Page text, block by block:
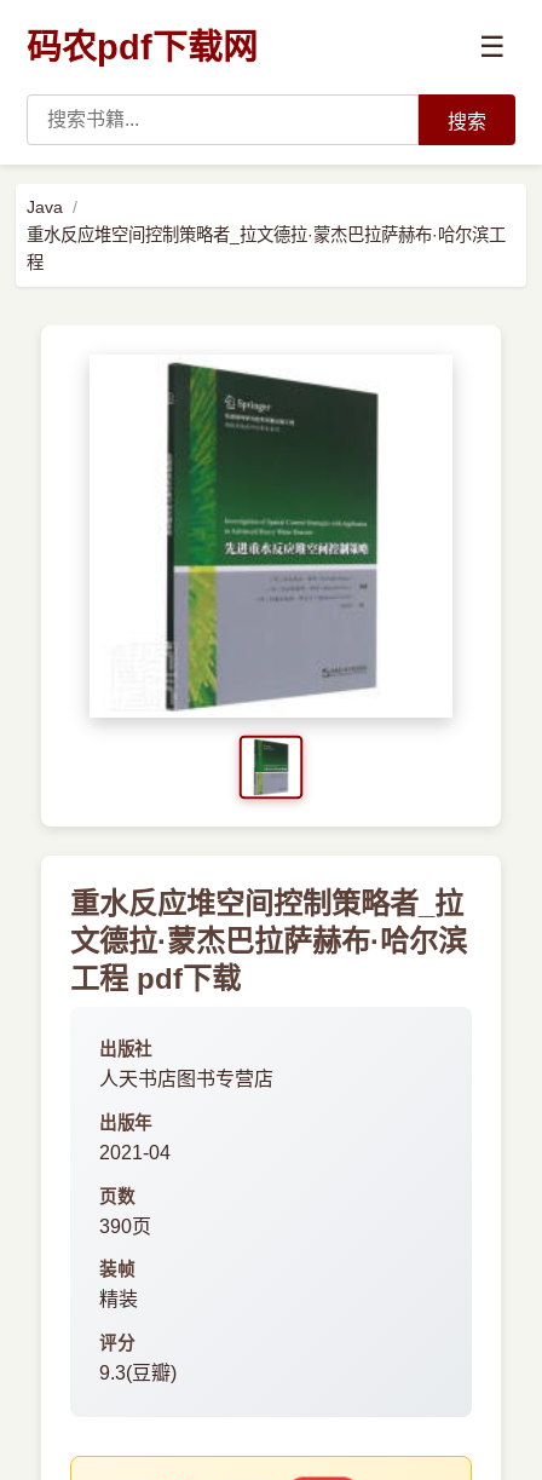
码农pdf下载网 ☰
数据科学与人工智能
搜索
Java
重水反应堆空间控制策略者_拉文德拉·蒙杰巴拉萨赫布·哈尔滨工
程
重水反应堆空间控制策略者_拉
文德拉·蒙杰巴拉萨赫布·哈尔滨
工程 pdf下载
出版社
人天书店图书专营店
出版年
2021-04
页数
390页
装帧
精装
评分
9.3(豆瓣)